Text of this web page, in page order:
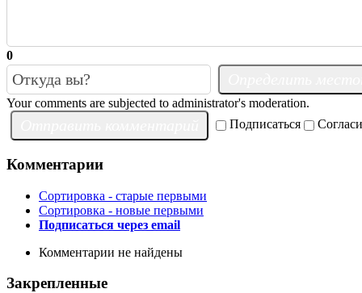
0
Your comments are subjected to administrator's moderation.
Подписаться
Комментарии
Сортировка - старые первыми
Сортировка - новые первыми
Подписаться через email
Комментарии не найдены
Закрепленные